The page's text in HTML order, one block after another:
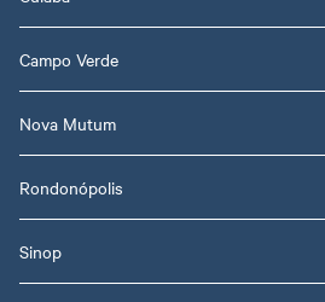
Campo Verde
Nova Mutum
Rondonópolis
Sinop